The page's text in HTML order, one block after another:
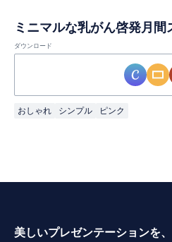
ミニマルな乳がん啓発月間
ダウンロード
おしゃれ シンプル ピンク
美しいプレゼンテーションを